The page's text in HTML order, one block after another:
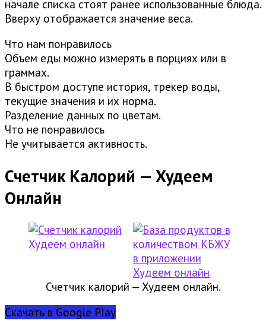
начале списка стоят ранее использованные блюда.
Вверху отображается значение веса.
Что нам понравилось
Объем еды можно измерять в порциях или в
граммах.
В быстром доступе история, трекер воды,
текущие значения и их норма.
Разделение данных по цветам.
Что не понравилось
Не учитывается активность.
Счетчик Калорий — Худеем
Онлайн
Счетчик калорий — Худеем онлайн.
Скачать в Google Play